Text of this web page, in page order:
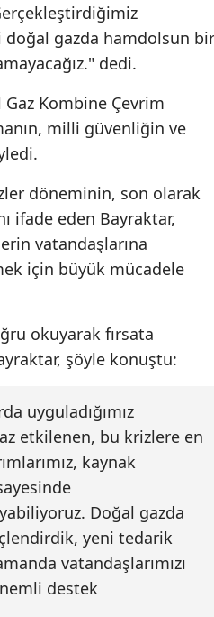
doğal gazda hamdolsun bir
dedi.
Kombine Çevrim
milli güvenliğin ve
döneminin, son olarak
ifade eden Bayraktar,
vatandaşlarına
için büyük mücadele
okuyarak fırsata
şöyle konuştu:
uyguladığımız
etkilenen, bu krizlere en
kaynak
Doğal gazda
yeni tedarik
vatandaşlarımızı
destek